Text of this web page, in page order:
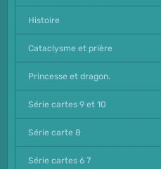
Histoire
Cataclysme et prière
Princesse et dragon.
Série cartes 9 et 10
Série carte 8
Série cartes 6 7